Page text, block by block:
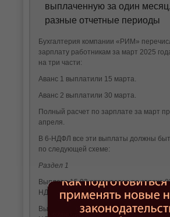
выплаченную за один
разные отчетные периоды
Бухгалтерия компании «РИМ»
зарплату работникам за март 2025
на три части:
Аванс 1 выплатили 15 марта.
Аванс 2 выплатили 30 марта.
Полный расчет по зарплате за март
апреля.
В 6-НДФЛ все эти выплаты должны
по следующей схеме:
Раздел 1
Выплата 15.03 отражается по строке
НДФЛ за 1 квартал.
Выплата 30.03 отражается по строке